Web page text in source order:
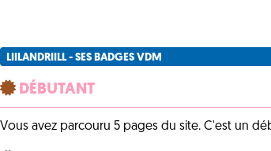
LIILANDRIILL - SES BADGES VDM
DÉBUTANT
Vous avez parcouru 5 pages du site. C'est un